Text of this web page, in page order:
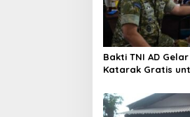
Bakti TNI AD
Katarak Gratis